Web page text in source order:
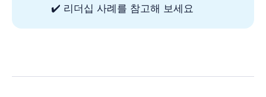
✔️ 리더십 사례를 참고해 보세요